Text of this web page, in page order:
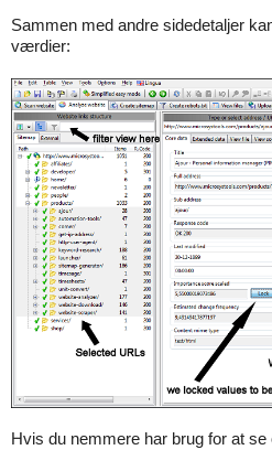
Sammen med andre sidedetaljer
værdier:
Hvis du nemmere har brug for at